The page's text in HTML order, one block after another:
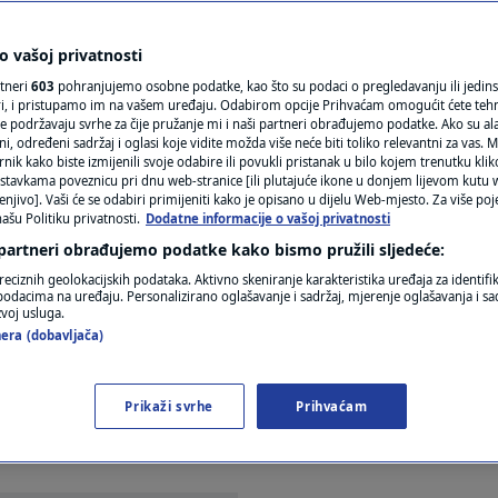
N1(DIS)INFO
FOTO
VIDEO
Istražili smo koliko
jedan trend će biti
| 1 komentar
turističku sezonu ostaju pozitivna, a uskrsni
vašoj privatnosti
603 pohranjujemo osobne podatke, kao što su podaci o pregledavanju ili
i pristupamo im na vašem uređaju. Odabirom opcije Prihvaćam omogućit ćete
podržavaju svrhe za čije pružanje mi i naši partneri obrađujemo podatke. Ako su
određeni sadržaj i oglasi koje vidite možda više neće biti toliko relevantni za vas.
kako biste izmijenili svoje odabire ili povukli pristanak u bilo kojem trenutku
poveznicu pri dnu web-stranice [ili plutajuće ikone u donjem lijevom kutu
Vaši će se odabiri primijeniti kako je opisano u dijelu Web-mjesto. Za više
Politiku privatnosti. Dodatne informacije o vašoj privatnosti
obrađujemo podatke kako bismo pružili sljedeće:
geolokacijskih podataka. Aktivno skeniranje karakteristika uređaja za
na uređaju. Personalizirano oglašavanje i sadržaj, mjerenje oglašavanja i
usluga.
(dobavljača)
Prikaži svrhe Prihvaćam